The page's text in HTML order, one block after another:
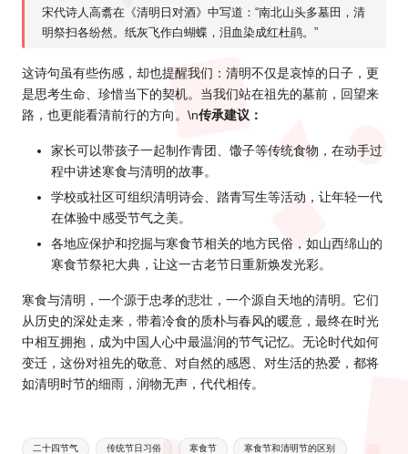
宋代诗人高翥在《清明日对酒》中写道：“南北山头多墓田，清
明祭扫各纷然。纸灰飞作白蝴蝶，泪血染成红杜鹃。”
这诗句虽有些伤感，却也提醒我们：清明不仅是哀悼的日子，更
是思考生命、珍惜当下的契机。当我们站在祖先的墓前，回望来
路，也更能看清前行的方向。\n传承建议：
家长可以带孩子一起制作青团、馓子等传统食物，在动手过
程中讲述寒食与清明的故事。
学校或社区可组织清明诗会、踏青写生等活动，让年轻一代
在体验中感受节气之美。
各地应保护和挖掘与寒食节相关的地方民俗，如山西绵山的
寒食节祭祀大典，让这一古老节日重新焕发光彩。
寒食与清明，一个源于忠孝的悲壮，一个源自天地的清明。它们
从历史的深处走来，带着冷食的质朴与春风的暖意，最终在时光
中相互拥抱，成为中国人心中最温润的节气记忆。无论时代如何
变迁，这份对祖先的敬意、对自然的感恩、对生活的热爱，都将
如清明时节的细雨，润物无声，代代相传。
Tags:
二十四节气 传统节日习俗 寒食节 寒食节和清明节的区别